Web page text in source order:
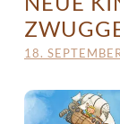
auf
Instagram
auf
LinkedIn
auf auf
18.